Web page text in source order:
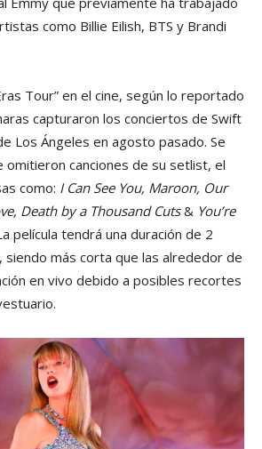
como Billie Eilish, BTS y Brandi
Tour” en el cine, según lo reportado
capturaron los conciertos de Swift
Los Ángeles en agosto pasado. Se
omitieron canciones de su setlist, el
como: I Can See You, Maroon, Our
Death by a Thousand Cuts& You’re
película tendrá una duración de 2
siendo más corta que las alrededor de
en vivo debido a posibles recortes